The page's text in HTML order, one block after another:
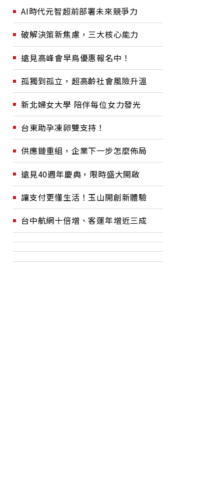
AI時代元智超前部署未來競爭力
破解決策新焦慮，三大核心能力
遠見高峰會早鳥優惠報名中！
孤獨到孤立，超高齡社會風險升溫
新北婦女大學 陪伴每位女力發光
台東助孕凍卵雙支持！
供應鏈重組，企業下一步怎麼佈局
遠見40週年慶典，限時盛大開啟
讓支付更懂生活！玉山開創新體驗
台中航網十倍增、客運年增近三成